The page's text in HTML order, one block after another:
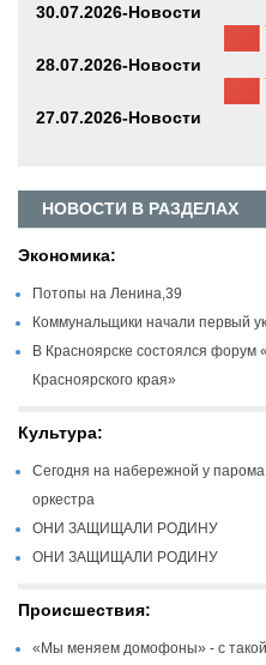
30.07.2026-Новости
28.07.2026-Новости
27.07.2026-Новости
НОВОСТИ В РАЗДЕЛАХ
Экономика:
Потопы на Ленина,39
Коммунальщики начали первый
В Красноярске состоялся
Красноярского края»
Культура:
Сегодня на набережной у парома
оркестра
ОНИ ЗАЩИЩАЛИ РОДИНУ
ОНИ ЗАЩИЩАЛИ РОДИНУ
Происшествия:
«Мы меняем домофоны» - с